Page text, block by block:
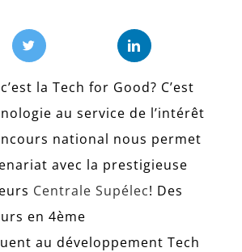
la Tech for Good? C’est
au service de l’intérêt
national nous permet
avec la prestigieuse
Centrale Supélec! Des
en 4ème
au développement Tech